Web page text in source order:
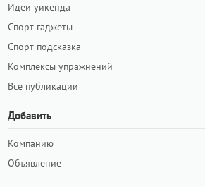
Идеи уикенда
Спорт гаджеты
Спорт подсказка
Комплексы упражнений
Все публикации
Добавить
Компанию
Объявление